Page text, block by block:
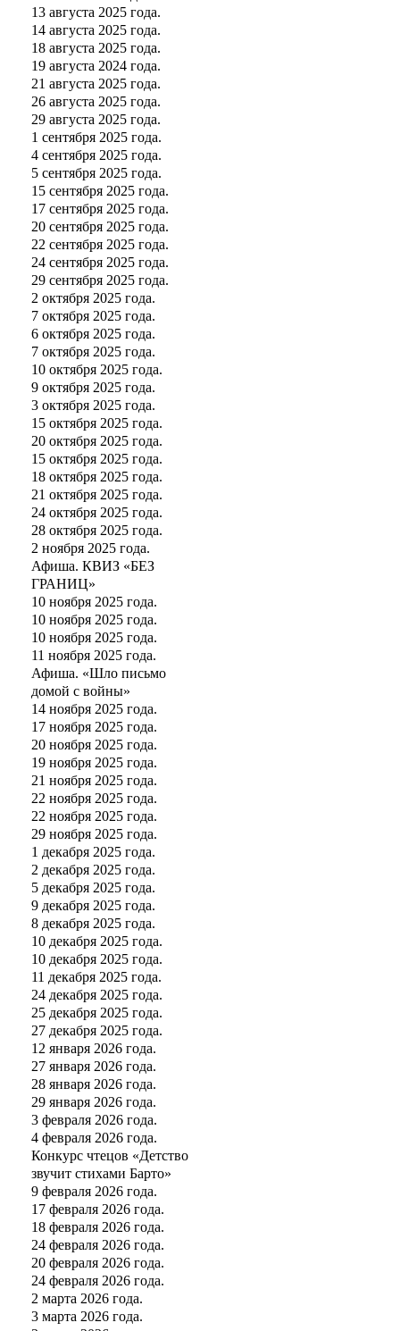
13 августа 2025 года.
14 августа 2025 года.
18 августа 2025 года.
19 августа 2024 года.
21 августа 2025 года.
26 августа 2025 года.
29 августа 2025 года.
1 сентября 2025 года.
4 сентября 2025 года.
5 сентября 2025 года.
15 сентября 2025 года.
17 сентября 2025 года.
20 сентября 2025 года.
22 сентября 2025 года.
24 сентября 2025 года.
29 сентября 2025 года.
2 октября 2025 года.
7 октября 2025 года.
6 октября 2025 года.
7 октября 2025 года.
10 октября 2025 года.
9 октября 2025 года.
3 октября 2025 года.
15 октября 2025 года.
20 октября 2025 года.
15 октября 2025 года.
18 октября 2025 года.
21 октября 2025 года.
24 октября 2025 года.
28 октября 2025 года.
2 ноября 2025 года.
Афиша. КВИЗ «БЕЗ
ГРАНИЦ»
10 ноября 2025 года.
10 ноября 2025 года.
10 ноября 2025 года.
11 ноября 2025 года.
Афиша. «Шло письмо
домой с войны»
14 ноября 2025 года.
17 ноября 2025 года.
20 ноября 2025 года.
19 ноября 2025 года.
21 ноября 2025 года.
22 ноября 2025 года.
22 ноября 2025 года.
29 ноября 2025 года.
1 декабря 2025 года.
2 декабря 2025 года.
5 декабря 2025 года.
9 декабря 2025 года.
8 декабря 2025 года.
10 декабря 2025 года.
10 декабря 2025 года.
11 декабря 2025 года.
24 декабря 2025 года.
25 декабря 2025 года.
27 декабря 2025 года.
12 января 2026 года.
27 января 2026 года.
28 января 2026 года.
29 января 2026 года.
3 февраля 2026 года.
4 февраля 2026 года.
Конкурс чтецов «Детство
звучит стихами Барто»
9 февраля 2026 года.
17 февраля 2026 года.
18 февраля 2026 года.
24 февраля 2026 года.
20 февраля 2026 года.
24 февраля 2026 года.
2 марта 2026 года.
3 марта 2026 года.